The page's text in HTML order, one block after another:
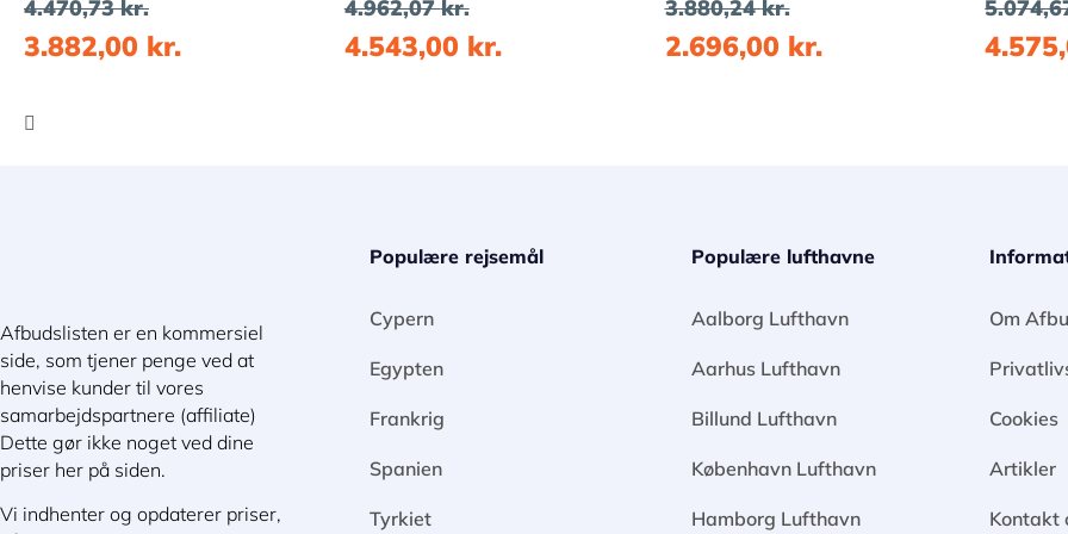
4.470,73kr.
3.882,00 kr.
4.962,07kr.
4.543,00 kr.
3.880,24kr.
2.696,00 kr.
Afbudslisten er en kommersiel
side, som tjener penge ved at
henvise kunder til vores
samarbejdspartnere (affiliate)
Dette gør ikke noget ved dine
priser her på siden.
Vi indhenter og opdaterer priser,
Populære rejsemål
Cypern
Egypten
Frankrig
Spanien
Tyrkiet
Populære lufthavne
Aalborg Lufthavn
Aarhus Lufthavn
Billund Lufthavn
København Lufthavn
Hamborg Lufthavn
Om
Cookies
Artikler
Kontakt